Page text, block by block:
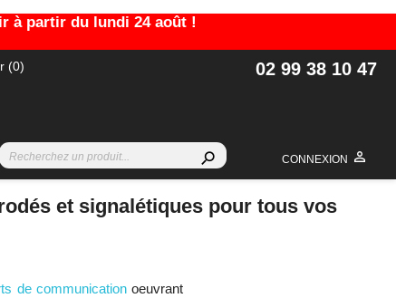
à partir du lundi 24 août !
(0)
CONNEXION 
02 99 38 10 47
search
et signalétiques pour tous vos
de communicationoeuvrant